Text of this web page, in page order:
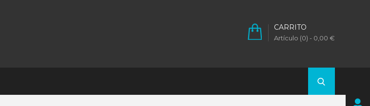
CARRITO
Artículo (0) - 0,00 €